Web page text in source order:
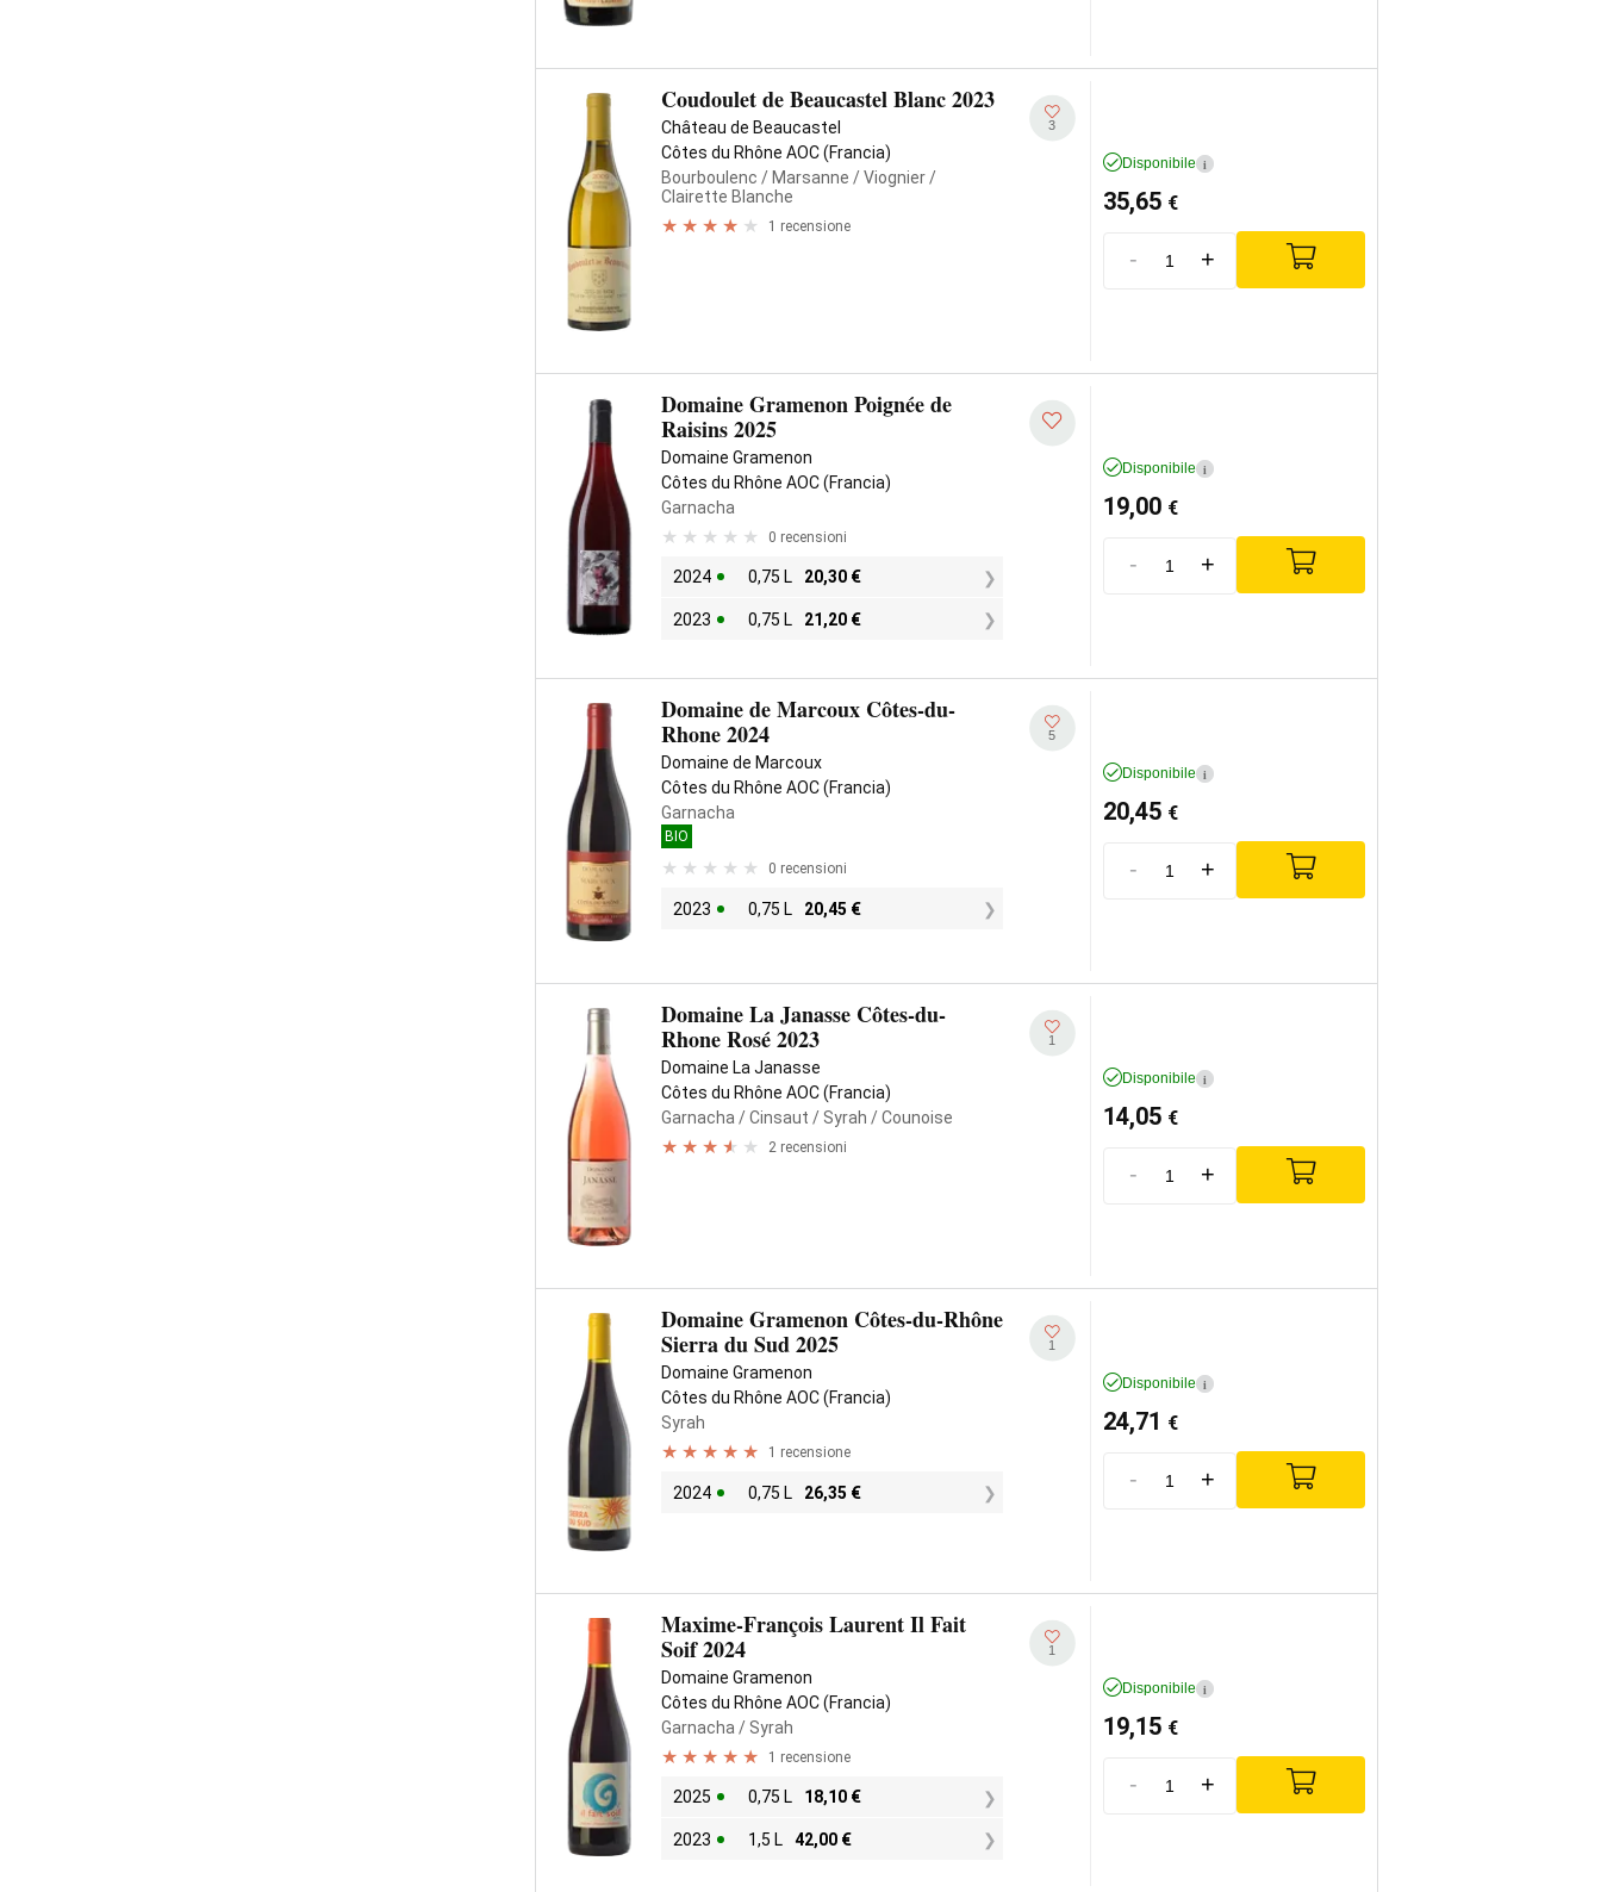
Coudoulet de Beaucastel Blanc 2023
Château de Beaucastel
Côtes du Rhône AOC (Francia)
Bourboulenc / Marsanne / Viognier/
Clairette Blanche
1 recensione
3
Disponibile i
35,65 €
- +
Domaine Gramenon Poignée de
Raisins 2025
Domaine Gramenon
Côtes du Rhône AOC (Francia)
Garnacha
0 recensioni
2024 0,75 L 20,30 €
2023 0,75 L 21,20 €
Disponibile i
19,00 €
- +
Domaine de Marcoux Côtes-du-
Rhone 2024
Domaine de Marcoux
Côtes du Rhône AOC (Francia)
Garnacha
BIO
0 recensioni
2023 0,75 L 20,45 €
5
Disponibile i
20,45 €
- +
Domaine La Janasse Côtes-du-
Rhone Rosé 2023
Domaine La Janasse
Côtes du Rhône AOC (Francia)
Garnacha / Cinsaut / Syrah / Counoise
2 recensioni
1
Disponibile i
14,05 €
- +
Domaine Gramenon Côtes-du-Rhône
Sierra du Sud 2025
Domaine Gramenon
Côtes du Rhône AOC (Francia)
Syrah
1 recensione
2024 0,75 L 26,35 €
1
Disponibile i
24,71 €
- +
Maxime-François Laurent Il Fait
Soif 2024
Domaine Gramenon
Côtes du Rhône AOC (Francia)
Garnacha / Syrah
1 recensione
2025 0,75 L 18,10 €
2023 1,5 L 42,00 €
1
Disponibile i
19,15 €
- +